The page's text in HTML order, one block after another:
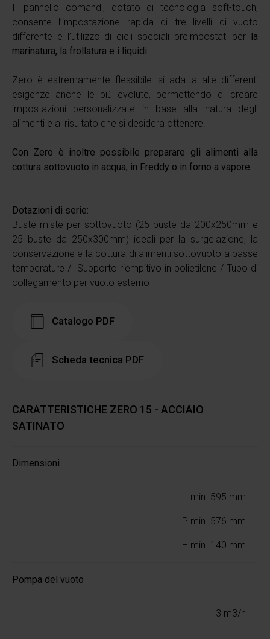
Il pannello comandi, dotato di tecnologia soft-touch,
consente l’impostazione rapida di tre livelli di vuoto
differente e l’utilizzo di cicli speciali preimpostati per la
marinatura, la frollatura e i liquidi.
Zero è estremamente flessibile: si adatta alle differenti
esigenze anche le più evolute, permettendo di creare
impostazioni personalizzate in base alla natura degli
alimenti e al risultato che si desidera ottenere.
Con Zero è inoltre possibile preparare gli alimenti alla
cottura sottovuoto in acqua, in Freddy o in forno a vapore.
Dotazioni di serie:
Buste miste per sottovuoto (25 buste da 200x250mm e
25 buste da 250x300mm) ideali per la surgelazione, la
conservazione e la cottura di alimenti sottovuoto a basse
temperature / Supporto riempitivo in polietilene / Tubo di
collegamento per vuoto esterno
Catalogo PDF
Scheda tecnica PDF
CARATTERISTICHE ZERO 15 - ACCIAIO
SATINATO
Dimensioni
L min. 595 mm
P min. 576 mm
H min. 140 mm
Pompa del vuoto
3 m3/h